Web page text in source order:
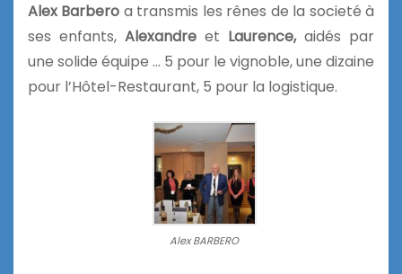
Alex Barbero a transmis les rênes de la societé à
ses enfants, Alexandre et Laurence,aidés par
une solide équipe … 5 pour le vignoble, une dizaine
pour l’Hôtel-Restaurant, 5 pour la logistique.
Alex BARBERO